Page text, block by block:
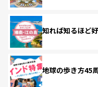
知れば知るほど
地球の歩き方45